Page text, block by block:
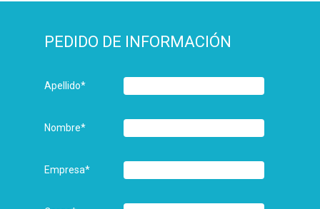
PEDIDO DE INFORMACIÓN
Apellido*
Nombre*
Empresa*